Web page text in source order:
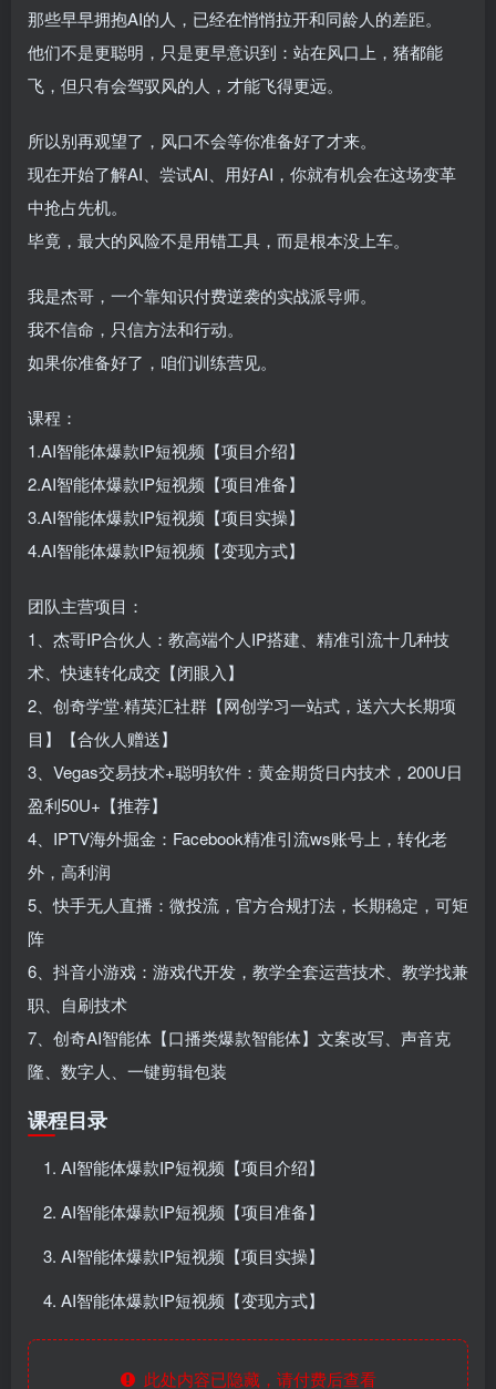
那些早早拥抱AI的人，已经在悄悄拉开和同龄人的差距。
他们不是更聪明，只是更早意识到：站在风口上，猪都能
飞，但只有会驾驭风的人，才能飞得更远。
所以别再观望了，风口不会等你准备好了才来。
现在开始了解AI、尝试AI、用好AI，你就有机会在这场变革
中抢占先机。
毕竟，最大的风险不是用错工具，而是根本没上车。
我是杰哥，一个靠知识付费逆袭的实战派导师。
我不信命，只信方法和行动。
如果你准备好了，咱们训练营见。
课程：
1.AI智能体爆款IP短视频【项目介绍】
2.AI智能体爆款IP短视频【项目准备】
3.AI智能体爆款IP短视频【项目实操】
4.AI智能体爆款IP短视频【变现方式】
团队主营项目：
1、杰哥IP合伙人：教高端个人IP搭建、精准引流十几种技
术、快速转化成交【闭眼入】
2、创奇学堂·精英汇社群【网创学习一站式，送六大长期项
目】【合伙人赠送】
3、Vegas交易技术+聪明软件：黄金期货日内技术，200U日
盈利50U+【推荐】
4、IPTV海外掘金：Facebook精准引流ws账号上，转化老
外，高利润
5、快手无人直播：微投流，官方合规打法，长期稳定，可矩
阵
6、抖音小游戏：游戏代开发，教学全套运营技术、教学找兼
职、自刷技术
7、创奇AI智能体【口播类爆款智能体】文案改写、声音克
隆、数字人、一键剪辑包装
课程目录
AI智能体爆款IP短视频【项目介绍】
AI智能体爆款IP短视频【项目准备】
AI智能体爆款IP短视频【项目实操】
AI智能体爆款IP短视频【变现方式】
此处内容已隐藏，请付费后查看